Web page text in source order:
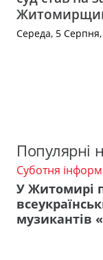
Середа, 5
Популярні
Суботня
У Житомирі
музикантів